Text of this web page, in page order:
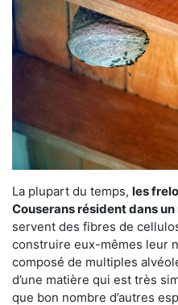
La plupart du temps, les
Couserans résident dans un
servent des fibres de
construire eux-mêmes leur
composé de multiples
d’une matière qui est très
que bon nombre d’autres